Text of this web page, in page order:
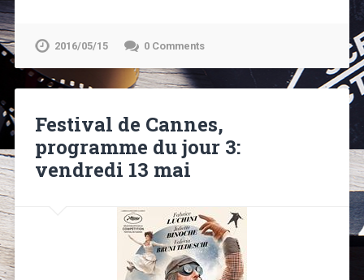
2016/05/15 0 Comments
Festival de Cannes,
programme du jour 3:
vendredi 13 mai